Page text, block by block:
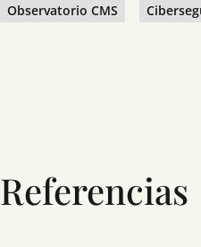
Observatorio CMS
Referencias